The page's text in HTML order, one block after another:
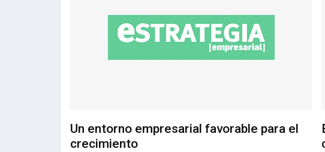
Un entorno empresarial favorable para el
crecimiento